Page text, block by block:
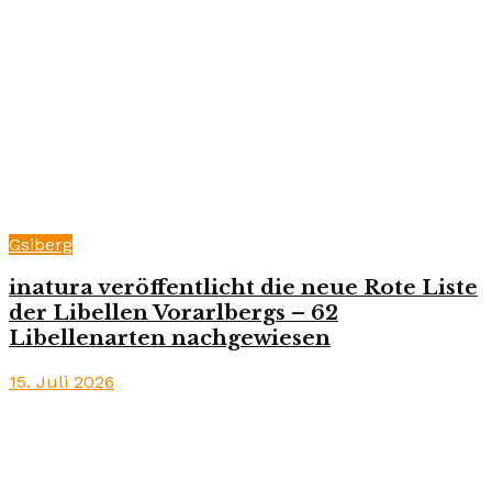
Gsiberg
inatura veröffentlicht die neue Rote Liste
der Libellen Vorarlbergs – 62
Libellenarten nachgewiesen
15. Juli 2026